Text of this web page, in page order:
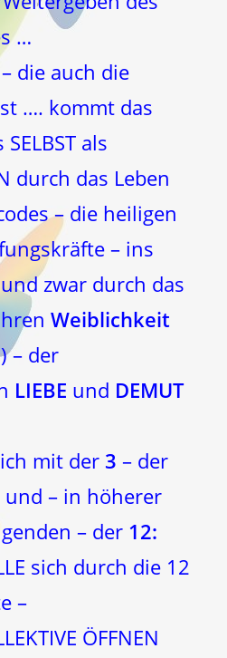
…
– die auch die
…. kommt das
als
durch das Leben
– die heiligen
– ins
und zwar durch das
Weiblichkeit
– der
LIEBE und DEMUT
mit der 3 – der
und – in höherer
– der 12:
sich durch die 12
–
ÖFFNEN